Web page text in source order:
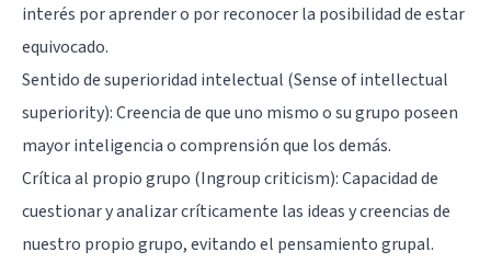
interés por aprender o por reconocer la posibilidad de estar
equivocado.
Sentido de superioridad intelectual (Sense of intellectual
superiority): Creencia de que uno mismo o su grupo poseen
mayor inteligencia o comprensión que los demás.
Crítica al propio grupo (Ingroup criticism): Capacidad de
cuestionar y analizar críticamente las ideas y creencias de
nuestro propio grupo, evitando el pensamiento grupal.